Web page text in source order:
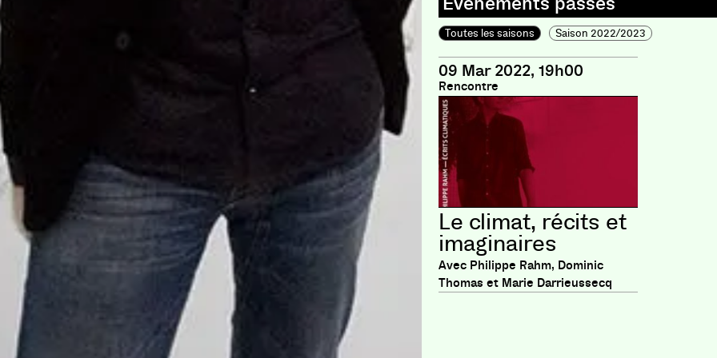
Toutes les saisons Saison 2022/2023
09 Mar 2022, 19h00
Rencontre
Le climat, récits et
imaginaires
Avec Philippe Rahm, Dominic
Thomas et Marie Darrieussecq